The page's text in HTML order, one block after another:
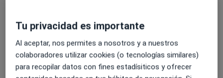
por la Universidad de Valencia.
· Diplomas de capacitación ecográfica niveles I, II y
III de la sección de ecografía de la Sociedad Española
Cirugía de incontinencia urinaria femenina por vía
vaginal
Desde 0 € Detalles
Conización de cuello uterino
Tu privacidad es importante
Al aceptar, nos permites a nosotros y a nuestros
colaboradores utilizar cookies (o tecnologías similares)
para recopilar datos con fines estadísiticos y ofrecer